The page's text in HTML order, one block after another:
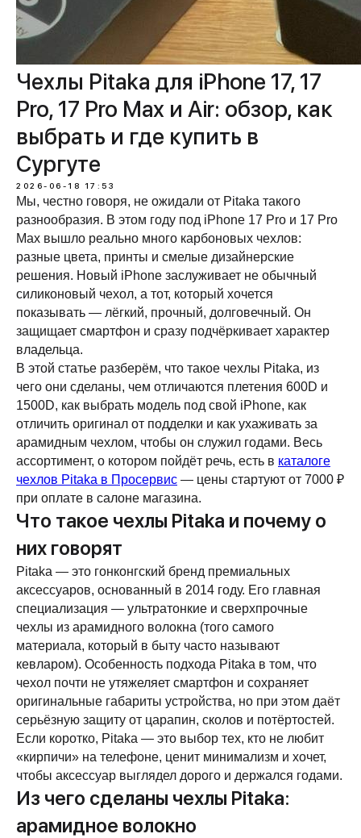
Чехлы Pitaka для iPhone 17, 17
Pro, 17 Pro Max и Air: обзор, как
выбрать и где купить в
Сургуте
2026-06-18 17:53
Мы, честно говоря, не ожидали от Pitaka такого
разнообразия. В этом году под iPhone 17 Pro и 17 Pro
Max вышло реально много карбоновых чехлов:
разные цвета, принты и смелые дизайнерские
решения. Новый iPhone заслуживает не обычный
силиконовый чехол, а тот, который хочется
показывать — лёгкий, прочный, долговечный. Он
защищает смартфон и сразу подчёркивает характер
владельца.
В этой статье разберём, что такое чехлы Pitaka, из
чего они сделаны, чем отличаются плетения 600D и
1500D, как выбрать модель под свой iPhone, как
отличить оригинал от подделки и как ухаживать за
арамидным чехлом, чтобы он служил годами. Весь
ассортимент, о котором пойдёт речь, есть в каталоге
чехлов Pitaka в Просервис — цены стартуют от 7000 ₽
при оплате в салоне магазина.
Что такое чехлы Pitaka и почему о
них говорят
Pitaka — это гонконгский бренд премиальных
аксессуаров, основанный в 2014 году. Его главная
специализация — ультратонкие и сверхпрочные
чехлы из арамидного волокна (того самого
материала, который в быту часто называют
кевларом). Особенность подхода Pitaka в том, что
чехол почти не утяжеляет смартфон и сохраняет
оригинальные габариты устройства, но при этом даёт
серьёзную защиту от царапин, сколов и потёртостей.
Если коротко, Pitaka — это выбор тех, кто не любит
«кирпичи» на телефоне, ценит минимализм и хочет,
чтобы аксессуар выглядел дорого и держался годами.
Из чего сделаны чехлы Pitaka:
арамидное волокно